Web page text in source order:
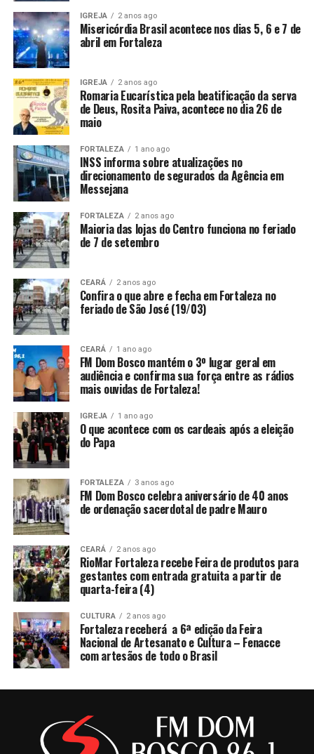
IGREJA 2 anos ago
Misericórdia Brasil acontece nos dias 5, 6 e 7 de
abril em Fortaleza
IGREJA 2 anos ago
Romaria Eucarística pela beatificação da serva
de Deus, Rosita Paiva, acontece no dia 26 de
maio
FORTALEZA 1 ano ago
INSS informa sobre atualizações no
direcionamento de segurados da Agência em
Messejana
FORTALEZA 2 anos ago
Maioria das lojas do Centro funciona no feriado
de 7 de setembro
CEARÁ 2 anos ago
Confira o que abre e fecha em Fortaleza no
feriado de São José (19/03)
CEARÁ 1 ano ago
FM Dom Bosco mantém o 3º lugar geral em
audiência e confirma sua força entre as rádios
mais ouvidas de Fortaleza!
IGREJA 1 ano ago
O que acontece com os cardeais após a eleição
do Papa
FORTALEZA 3 anos ago
FM Dom Bosco celebra aniversário de 40 anos
de ordenação sacerdotal de padre Mauro
CEARÁ 2 anos ago
RioMar Fortaleza recebe Feira de produtos para
gestantes com entrada gratuita a partir de
quarta-feira (4)
CULTURA 2 anos ago
Fortaleza receberá a 6ª edição da Feira
Nacional de Artesanato e Cultura – Fenacce
com artesãos de todo o Brasil